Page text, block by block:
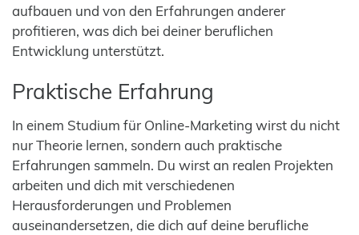
aufbauen und von den Erfahrungen anderer
profitieren, was dich bei deiner beruflichen
Entwicklung unterstützt.
Praktische Erfahrung
In einem Studium für Online-Marketing wirst du nicht
nur Theorie lernen, sondern auch praktische
Erfahrungen sammeln. Du wirst an realen Projekten
arbeiten und dich mit verschiedenen
Herausforderungen und Problemen
auseinandersetzen, die dich auf deine berufliche